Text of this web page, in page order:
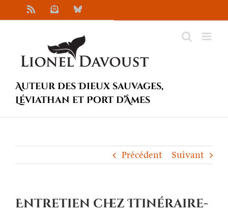
au
NewsletterBluesky
Auteur des Dieux sauvages,
Léviathan et Port d’Âmes
Précédent Suivant
Entretien chez Itinéraire-